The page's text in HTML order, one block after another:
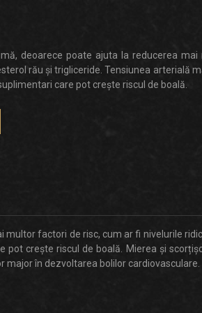
deoarece poate ajuta la reducerea mai
rău și trigliceride. Tensiunea arterială
care pot crește riscul de boală.
multor factori de risc, cum ar fi nivelurile
pot crește riscul de boală.
Mierea și
în dezvoltarea bolilor cardiovasculare.